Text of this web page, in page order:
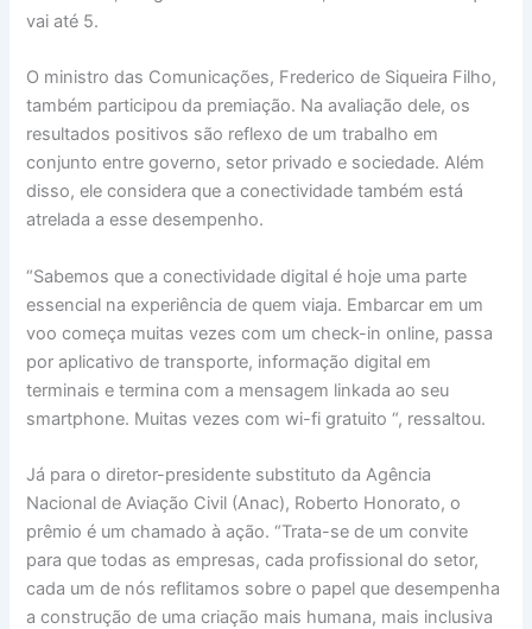
vai até 5.
O ministro das Comunicações, Frederico de Siqueira Filho,
também participou da premiação. Na avaliação dele, os
resultados positivos são reflexo de um trabalho em
conjunto entre governo, setor privado e sociedade. Além
disso, ele considera que a conectividade também está
atrelada a esse desempenho.
“Sabemos que a conectividade digital é hoje uma parte
essencial na experiência de quem viaja. Embarcar em um
voo começa muitas vezes com um check-in online, passa
por aplicativo de transporte, informação digital em
terminais e termina com a mensagem linkada ao seu
smartphone. Muitas vezes com wi-fi gratuito “, ressaltou.
Já para o diretor-presidente substituto da Agência
Nacional de Aviação Civil (Anac), Roberto Honorato, o
prêmio é um chamado à ação. “Trata-se de um convite
para que todas as empresas, cada profissional do setor,
cada um de nós reflitamos sobre o papel que desempenha
a construção de uma criação mais humana, mais inclusiva